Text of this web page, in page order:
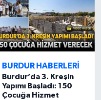
BURDUR HABERLERİ
Burdur’da 3. Kreşin
Yapımı Başladı: 150
Çocuğa Hizmet